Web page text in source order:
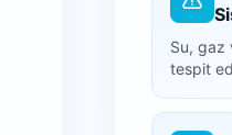
Su, gaz
tespit